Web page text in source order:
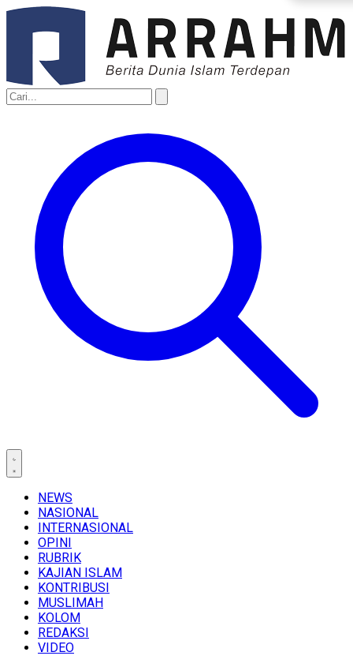
NEWS
NASIONAL
INTERNASIONAL
OPINI
RUBRIK
KAJIAN ISLAM
KONTRIBUSI
MUSLIMAH
KOLOM
REDAKSI
VIDEO